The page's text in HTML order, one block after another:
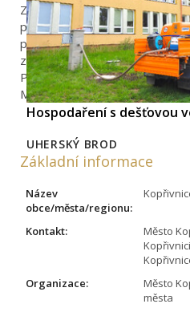
Hospodaření s dešťovou
UHERSKÝ BROD
Zdravé město Kopřivnice
projektu Zdravého města
podporovat občany k
zdravému životnímu stylu i
Projekt byl finančně
Moravskoslezského kraje.
Základní informace
Název
obce/města/regionu:
Kontakt:
Město
Organizace:
Město
města